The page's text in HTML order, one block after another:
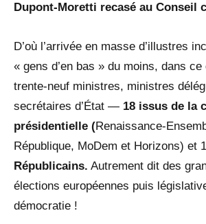
Dupont-Moretti recasé au Conseil
D’où l’arrivée en masse d’illustres
« gens d’en bas » du moins, dans
trente-neuf ministres, ministres
secrétaires d’État — 18 issus de la
présidentielle (Renaissance-
République, MoDem et Horizons) et
Républicains. Autrement dit des
élections européennes puis
démocratie !